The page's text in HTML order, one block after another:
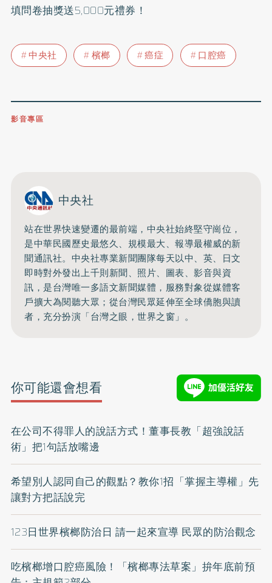
填問卷抽獎送5,000元禮券！
中央社 檳榔 癌症 口腔癌
影音專區
中央社
站在世界快速變遷的最前端，中央社始終堅守崗位，
是中華民國歷史最悠久、規模最大、報導最權威的新
聞通訊社。中央社專業新聞團隊每天以中、英、日文
即時對外發出上千則新聞、照片、圖表、影音與資
訊，是台灣唯一多語文新聞媒體，服務對象從媒體客
戶擴大為閱聽大眾；從台灣民眾延伸至全球僑胞與讀
者，充分扮演「台灣之眼，世界之窗」。
你可能還會想看
在公司不得罪人的說話方式！董事長教「超強說話
術」把1句話放嘴邊
希望別人認同自己的觀點？教你1招「掌握主導權」先
讓對方把話說完
123日世界檳榔防治日 請一起來宣導 民眾的防治觀念
吃檳榔增口腔癌風險！「檳榔專法草案」拚年底前預